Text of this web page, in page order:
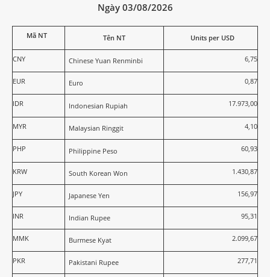
Ngày 03/08/2026
Mã NT Tên NT Units per USD
CNY Chinese Yuan Renminbi 6,75
EUR Euro 0,87
IDR Indonesian Rupiah 17.973,00
MYR Malaysian Ringgit 4,10
PHP Philippine Peso 60,93
KRW South Korean Won 1.430,87
JPY Japanese Yen 156,97
INR Indian Rupee 95,31
MMK Burmese Kyat 2.099,67
PKR Pakistani Rupee 277,71